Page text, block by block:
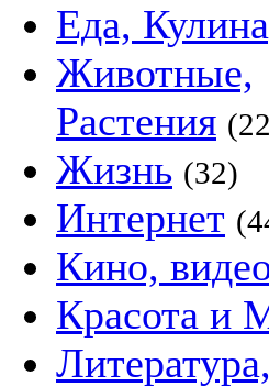
Еда,
Животные,
Растения
Жизнь (32)
Интернет
Кино,
Красота и